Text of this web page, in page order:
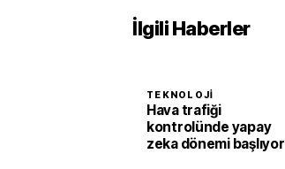
İlgili Haberler
TEKNOLOJI
Hava trafiği
kontrolünde yapay
zeka dönemi başlıyor